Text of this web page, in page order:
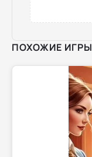
ПОХОЖИЕ ИГРЫ